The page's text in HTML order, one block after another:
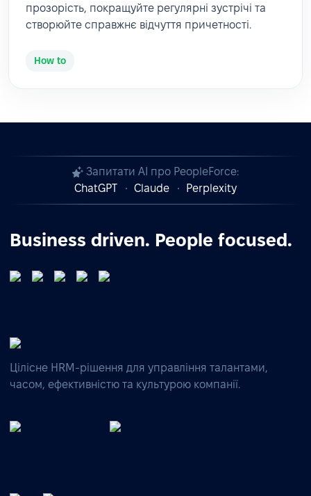
прозорість, покращуйте регулярні зустрічі та
створюйте справжнє відчуття причетності.
How to
Запитати AI про PeopleForce:
ChatGPT
Claude Perplexity
Business driven. People focused.
Цілісне HRM-рішення для управління талантами,
часом, ефективністю та культурою компанії.